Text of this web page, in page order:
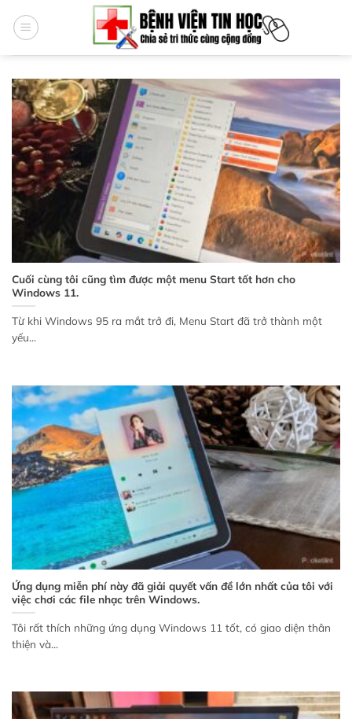
qua
Cuối cùng tôi cũng tìm được một menu Start tốt hơn cho
Windows 11.
Từ khi Windows 95 ra mắt trở đi, Menu Start đã trở thành một
yếu...
Ứng dụng miễn phí này đã giải quyết vấn đề lớn nhất của tôi với
việc chơi các file nhạc trên Windows.
Tôi rất thích những ứng dụng Windows 11 tốt, có giao diện thân
thiện và...